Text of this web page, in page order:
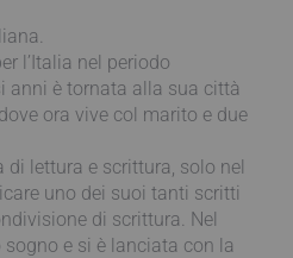
l’Italia nel periodo
anni è tornata alla sua città
ora vive col marito e due
di lettura e scrittura, solo nel
uno dei suoi tanti scritti
di scrittura. Nel
e si è lanciata con la